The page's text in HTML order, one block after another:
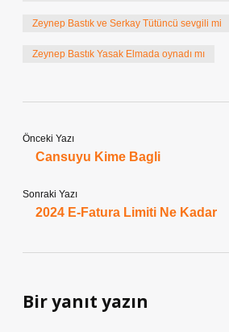
Zeynep Bastık ve Serkay Tütüncü sevgili mi
Zeynep Bastık Yasak Elmada oynadı mı
Önceki Yazı
Cansuyu Kime Bagli
Sonraki Yazı
2024 E-Fatura Limiti Ne Kadar
Bir yanıt yazın